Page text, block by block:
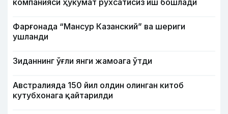
компанияси ҳукумат рухсатисиз иш бошлади
Фарғонада “Мансур Казанский” ва шериги
ушланди
Зиданнинг ўғли янги жамоага ўтди
Австралияда 150 йил олдин олинган китоб
кутубхонага қайтарилди